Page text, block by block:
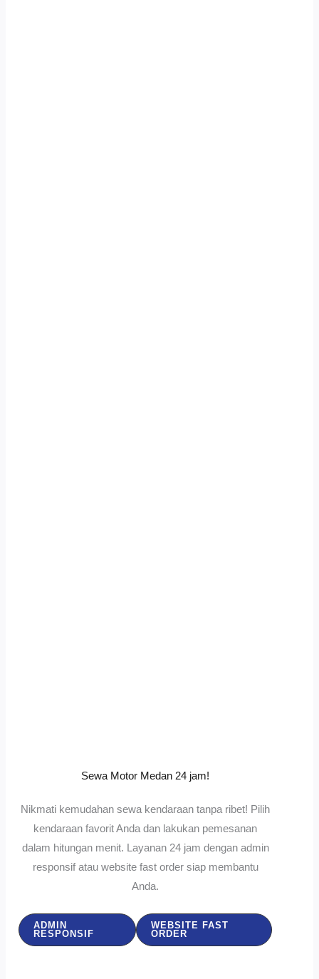
Sewa Motor Medan 24 jam!
Nikmati kemudahan sewa kendaraan tanpa ribet! Pilih
kendaraan favorit Anda dan lakukan pemesanan
dalam hitungan menit. Layanan 24 jam dengan admin
responsif atau website fast order siap membantu
Anda.
ADMIN
RESPONSIF
WEBSITE FAST
ORDER